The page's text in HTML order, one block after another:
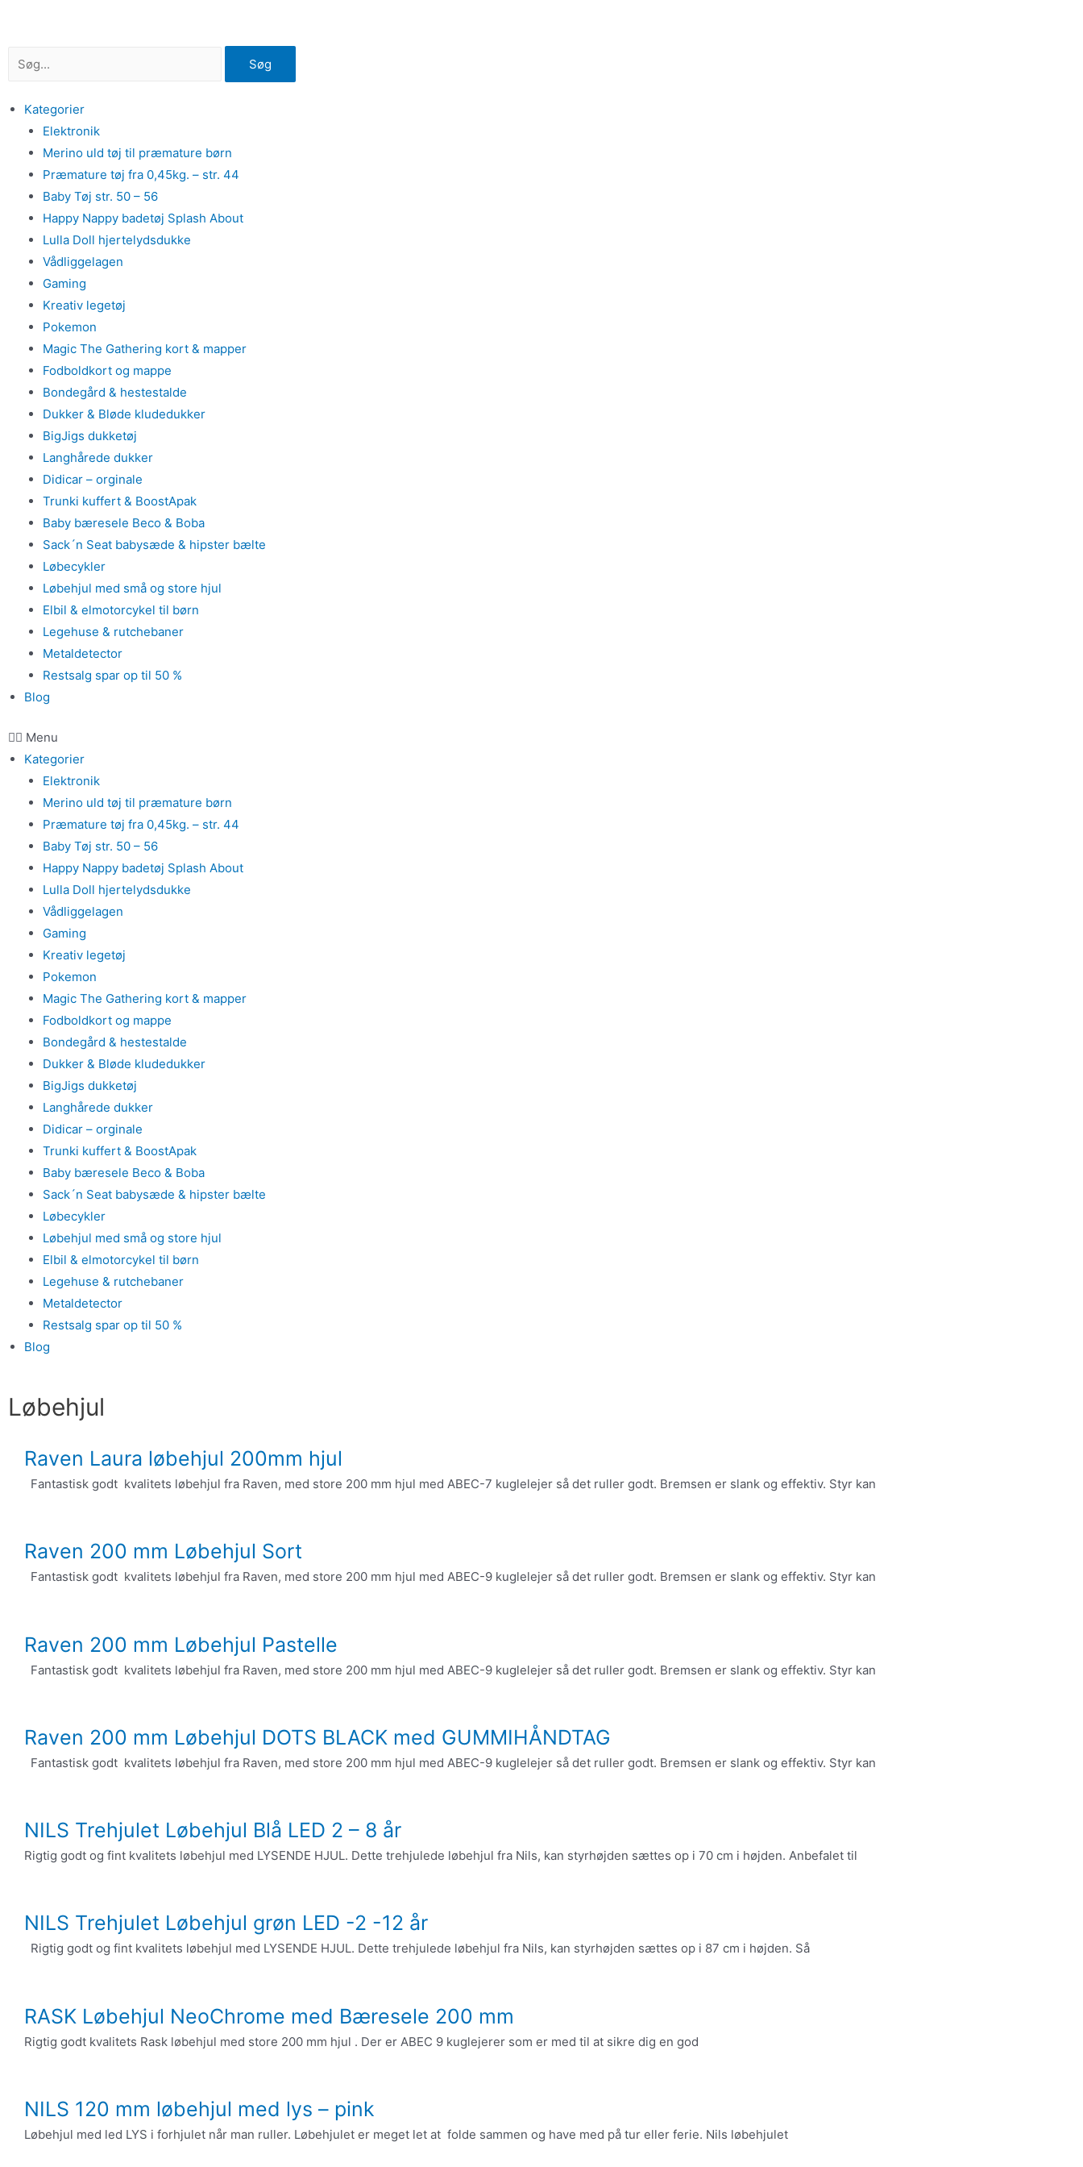
Søg
Kategorier
Elektronik
Merino uld tøj til præmature børn
Præmature tøj fra 0,45kg. – str. 44
Baby Tøj str. 50 – 56
Happy Nappy badetøj Splash About
Lulla Doll hjertelydsdukke
Vådliggelagen
Gaming
Kreativ legetøj
Pokemon
Magic The Gathering kort & mapper
Fodboldkort og mappe
Bondegård & hestestalde
Dukker & Bløde kludedukker
BigJigs dukketøj
Langhårede dukker
Didicar – orginale
Trunki kuffert & BoostApak
Baby bæresele Beco & Boba
Sack´n Seat babysæde & hipster bælte
Løbecykler
Løbehjul med små og store hjul
Elbil & elmotorcykel til børn
Legehuse & rutchebaner
Metaldetector
Restsalg spar op til 50 %
Blog
Menu
Kategorier
Elektronik
Merino uld tøj til præmature børn
Præmature tøj fra 0,45kg. – str. 44
Baby Tøj str. 50 – 56
Happy Nappy badetøj Splash About
Lulla Doll hjertelydsdukke
Vådliggelagen
Gaming
Kreativ legetøj
Pokemon
Magic The Gathering kort & mapper
Fodboldkort og mappe
Bondegård & hestestalde
Dukker & Bløde kludedukker
BigJigs dukketøj
Langhårede dukker
Didicar – orginale
Trunki kuffert & BoostApak
Baby bæresele Beco & Boba
Sack´n Seat babysæde & hipster bælte
Løbecykler
Løbehjul med små og store hjul
Elbil & elmotorcykel til børn
Legehuse & rutchebaner
Metaldetector
Restsalg spar op til 50 %
Blog
Løbehjul
Raven Laura løbehjul 200mm hjul
Fantastisk godt kvalitets løbehjul fra Raven, med store 200 mm hjul med ABEC-7 kuglelejer så det ruller godt. Bremsen er slank og effektiv. Styr kan
Raven 200 mm Løbehjul Sort
Fantastisk godt kvalitets løbehjul fra Raven, med store 200 mm hjul med ABEC-9 kuglelejer så det ruller godt. Bremsen er slank og effektiv. Styr kan
Raven 200 mm Løbehjul Pastelle
Fantastisk godt kvalitets løbehjul fra Raven, med store 200 mm hjul med ABEC-9 kuglelejer så det ruller godt. Bremsen er slank og effektiv. Styr kan
Raven 200 mm Løbehjul DOTS BLACK med GUMMIHÅNDTAG
Fantastisk godt kvalitets løbehjul fra Raven, med store 200 mm hjul med ABEC-9 kuglelejer så det ruller godt. Bremsen er slank og effektiv. Styr kan
NILS Trehjulet Løbehjul Blå LED 2 – 8 år
Rigtig godt og fint kvalitets løbehjul med LYSENDE HJUL. Dette trehjulede løbehjul fra Nils, kan styrhøjden sættes op i 70 cm i højden. Anbefalet til
NILS Trehjulet Løbehjul grøn LED -2 -12 år
Rigtig godt og fint kvalitets løbehjul med LYSENDE HJUL. Dette trehjulede løbehjul fra Nils, kan styrhøjden sættes op i 87 cm i højden. Så
RASK Løbehjul NeoChrome med Bæresele 200 mm
Rigtig godt kvalitets Rask løbehjul med store 200 mm hjul . Der er ABEC 9 kuglejerer som er med til at sikre dig en god
NILS 120 mm løbehjul med lys – pink
Løbehjul med led LYS i forhjulet når man ruller. Løbehjulet er meget let at folde sammen og have med på tur eller ferie. Nils løbehjulet